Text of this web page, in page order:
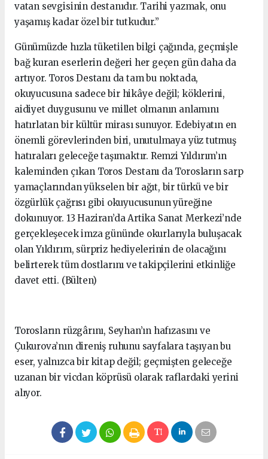
vatan sevgisinin destanıdır. Tarihi yazmak, onu
yaşamış kadar özel bir tutkudur.”
Günümüzde hızla tüketilen bilgi çağında, geçmişle
bağ kuran eserlerin değeri her geçen gün daha da
artıyor. Toros Destanı da tam bu noktada,
okuyucusuna sadece bir hikâye değil; köklerini,
aidiyet duygusunu ve millet olmanın anlamını
hatırlatan bir kültür mirası sunuyor. Edebiyatın en
önemli görevlerinden biri, unutulmaya yüz tutmuş
hatıraları geleceğe taşımaktır. Remzi Yıldırım’ın
kaleminden çıkan Toros Destanı da Torosların sarp
yamaçlarından yükselen bir ağıt, bir türkü ve bir
özgürlük çağrısı gibi okuyucusunun yüreğine
dokunuyor. 13 Haziran’da Artika Sanat Merkezi’nde
gerçekleşecek imza gününde okurlarıyla buluşacak
olan Yıldırım, sürpriz hediyelerinin de olacağını
belirterek tüm dostlarını ve takipçilerini etkinliğe
davet etti. (Bülten)
Torosların rüzgârını, Seyhan’ın hafızasını ve
Çukurova’nın direniş ruhunu sayfalara taşıyan bu
eser, yalnızca bir kitap değil; geçmişten geleceğe
uzanan bir vicdan köprüsü olarak raflardaki yerini
alıyor.